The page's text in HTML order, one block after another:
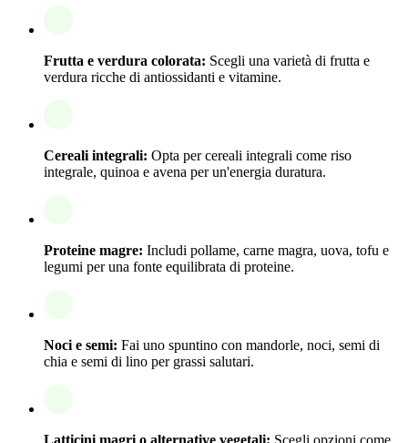
Frutta e verdura colorata: Scegli una varietà di frutta e
verdura ricche di antiossidanti e vitamine.
Cereali integrali: Opta per cereali integrali come riso
integrale, quinoa e avena per un'energia duratura.
Proteine magre: Includi pollame, carne magra, uova, tofu e
legumi per una fonte equilibrata di proteine.
Noci e semi: Fai uno spuntino con mandorle, noci, semi di
chia e semi di lino per grassi salutari.
Latticini magri o alternative vegetali: Scegli opzioni come